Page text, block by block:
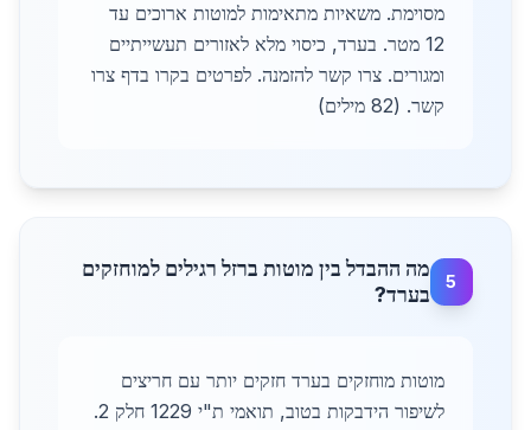
מסוימת. משאיות מתאימות למוטות ארוכים עד
12 מטר. בערד, כיסוי מלא לאזורים תעשייתיים
ומגורים. צרו קשר להזמנה. לפרטים בקרו בדף צרו
קשר. (82 מילים)
5
מה ההבדל בין מוטות ברזל רגילים למוחזקים
בערד?
מוטות מוחזקים בערד חזקים יותר עם חריצים
לשיפור הידבקות בטוב, תואמי ת"י 1229 חלק 2.